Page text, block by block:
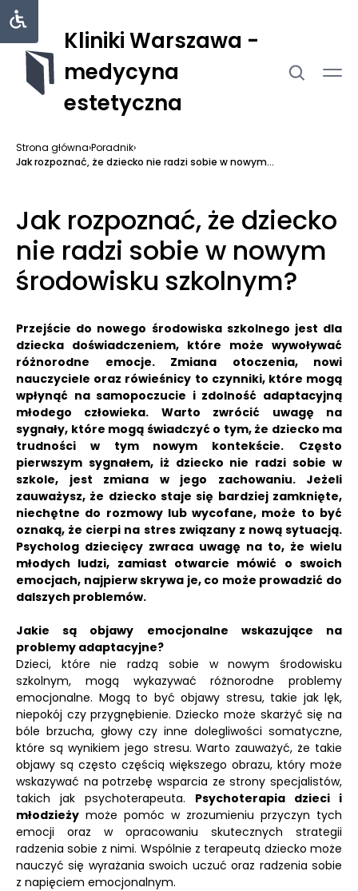
Kliniki Warszawa -
medycyna
estetyczna
Strona główna›Poradnik›
Jak rozpoznać, że dziecko nie radzi sobie w nowym...
Jak rozpoznać, że dziecko
nie radzi sobie w nowym
środowisku szkolnym?
Przejście do nowego środowiska szkolnego jest dla
dziecka doświadczeniem, które może wywoływać
różnorodne emocje.Zmiana otoczenia, nowi
nauczyciele oraz rówieśnicy to czynniki, które mogą
wpłynąć na samopoczucie i zdolność adaptacyjną
młodego człowieka. Warto zwrócić uwagę na
sygnały, które mogą świadczyć o tym, że dziecko ma
trudności w tym nowym kontekście.
Często
pierwszym sygnałem, iż dziecko nie radzi sobie w
szkole, jest zmiana w jego zachowaniu. Jeżeli
zauważysz, że dziecko staje się bardziej zamknięte,
niechętne do rozmowy lub wycofane, może to być
oznaką, że cierpi na stres związany z nową sytuacją.
Psycholog dziecięcy zwraca uwagę na to, że wielu
młodych ludzi, zamiast otwarcie mówić o swoich
emocjach, najpierw skrywa je, co może prowadzić do
dalszych problemów.
Jakie są objawy emocjonalne wskazujące na
problemy adaptacyjne?
Dzieci, które nie radzą sobie w nowym środowisku
szkolnym, mogą wykazywać różnorodne problemy
emocjonalne. Mogą to być objawy stresu, takie jak lęk,
niepokój czy przygnębienie. Dziecko może skarżyć się na
bóle brzucha, głowy czy inne dolegliwości somatyczne,
które są wynikiem jego stresu. Warto zauważyć, że takie
objawy są często częścią większego obrazu, który może
wskazywać na potrzebę wsparcia ze strony specjalistów,
takich jak psychoterapeuta. Psychoterapia dzieci i
młodzieży może pomóc w zrozumieniu przyczyn tych
emocji oraz w opracowaniu skutecznych strategii
radzenia sobie z nimi. Wspólnie z terapeutą dziecko może
nauczyć się wyrażania swoich uczuć oraz radzenia sobie
z napięciem emocjonalnym.